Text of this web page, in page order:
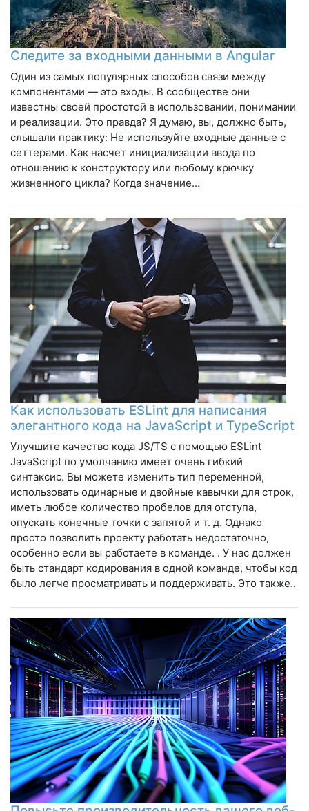
Следите за входными данными в Angular
Один из самых популярных способов связи между
компонентами — это входы. В сообществе они
известны своей простотой в использовании, понимании
и реализации. Это правда? Я думаю, вы, должно быть,
слышали практику: Не используйте входные данные с
сеттерами. Как насчет инициализации ввода по
отношению к конструктору или любому крючку
жизненного цикла? Когда значение…
Как использовать ESLint для написания
элегантного кода на JavaScript и TypeScript
Улучшите качество кода JS/TS с помощью ESLint
JavaScript по умолчанию имеет очень гибкий
синтаксис. Вы можете изменить тип переменной,
использовать одинарные и двойные кавычки для строк,
иметь любое количество пробелов для отступа,
опускать конечные точки с запятой и т. д. Однако
просто позволить проекту работать недостаточно,
особенно если вы работаете в команде. . У нас должен
быть стандарт кодирования в одной команде, чтобы код
было легче просматривать и поддерживать. Это также..